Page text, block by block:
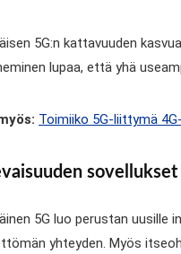
5G:n kattavuuden
lupaa, että yhä
Toimiiko 5G-liittymä
sovellukset
5G luo perustan uusille
yhteyden. Myös